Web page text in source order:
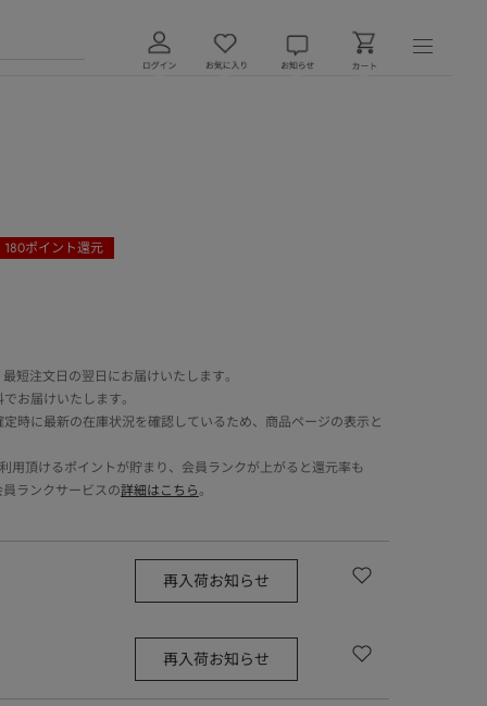
180ポイント還元
短注文日の翌日にお届けいたします。
お届けいたします。
時に最新の在庫状況を確認しているため、商品ページの表示と
用頂けるポイントが貯まり、会員ランクが上がると還元率も
ランクサービスの詳細はこちら。
再入荷お知らせ
再入荷お知らせ